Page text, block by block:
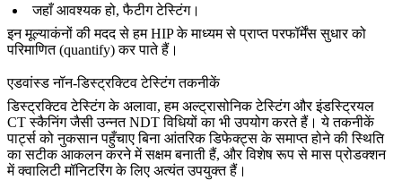
जहाँ आवश्यक हो, फैटीग टेस्टिंग।
इन मूल्याकंनों की मदद से हम HIP के माध्यम से प्राप्त परफॉर्मेंस सुधार को
परिमाणित (quantify) कर पाते हैं।
एडवांस्ड नॉन-डिस्ट्रक्टिव टेस्टिंग तकनीकें
डिस्ट्रक्टिव टेस्टिंग के अलावा, हम अल्ट्रासोनिक टेस्टिंग और इंडस्ट्रियल
CT स्कैनिंग जैसी उन्नत NDT विधियों का भी उपयोग करते हैं। ये तकनीकें
पार्ट्स को नुकसान पहुँचाए बिना आंतरिक डिफेक्ट्स के समाप्त होने की स्थिति
का सटीक आकलन करने में सक्षम बनाती हैं, और विशेष रूप सेमास प्रोडक्शन
में क्वालिटी मॉनिटरिंग के लिए अत्यंत उपयुक्त हैं।